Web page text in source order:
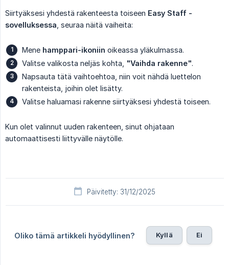
Siirtyäksesi yhdestä rakenteesta toiseen Easy Staff -
sovelluksessa , seuraa näitä vaiheita:
Mene hamppari-ikoniin oikeassa yläkulmassa.
Valitse valikosta neljäs kohta,
"Vaihda rakenne".
Napsauta tätä vaihtoehtoa, niin voit nähdä luettelon
rakenteista, joihin olet lisätty.
Valitse haluamasi rakenne siirtyäksesi yhdestä toiseen.
Kun olet valinnut uuden rakenteen, sinut ohjataan
automaattisesti liittyvälle näytölle.
Päivitetty: 31/12/2025
Oliko tämä artikkeli hyödyllinen? Kyllä Ei